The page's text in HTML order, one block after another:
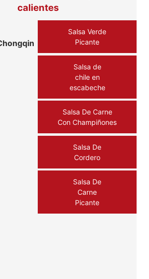
calientes
Salsa Verde
Picante
Salsa de
chile en
escabeche
Salsa De Carne
Con Champiñones
Salsa De
Cordero
Salsa De
Carne
Picante